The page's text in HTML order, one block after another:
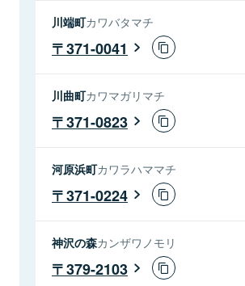
川端町カワバタマチ
371-0041
川曲町カワマガリマチ
371-0823
河原浜町カワラハママチ
371-0224
神沢の森カンザワノモリ
379-2103